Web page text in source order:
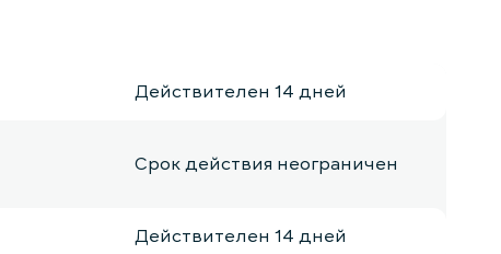
Действителен 14 дней
Срок действия неограничен
Действителен 14 дней